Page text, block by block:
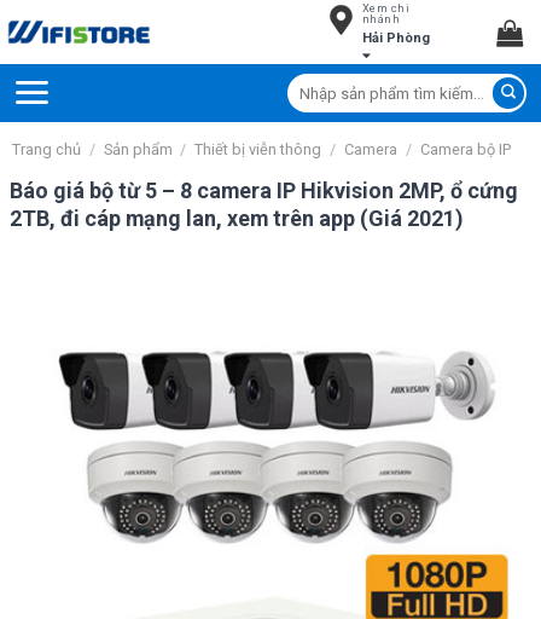
to
Xem chi
nhánh
Hải Phòng
Tìm
kiếm:
Trang chủ / Sản phẩm / Thiết bị viễn thông / Camera / Camera bộ IP
Báo giá bộ từ 5 – 8 camera IP Hikvision 2MP, ổ cứng
2TB, đi cáp mạng lan, xem trên app (Giá 2021)